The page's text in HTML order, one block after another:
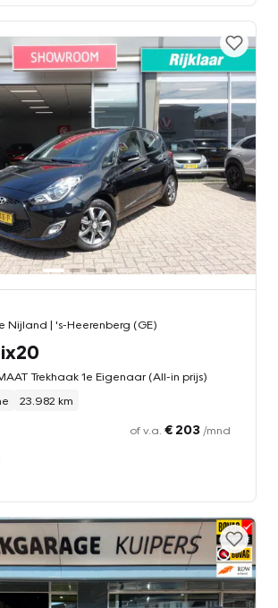
Nijland | 's-Heerenberg (GE)
Trekhaak 1e Eigenaar (All-in prijs)
23.982 km
of v.a. € 203 /mnd